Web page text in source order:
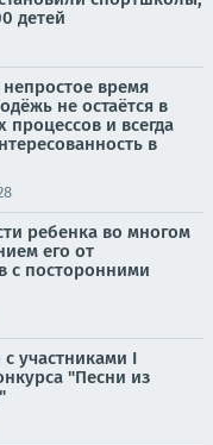
детей
время
не остаётся в
процессов и всегда
в
ребенка во многом
его от
с посторонними
участниками I
"Песни из